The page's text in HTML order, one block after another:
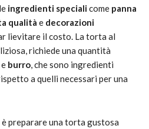
ingredienti specialicome panna
qualità e decorazioni
lievitare il costo. La torta al
richiede una quantità
e burro, che sono ingredienti
a quelli necessari per una
preparare una torta gustosa